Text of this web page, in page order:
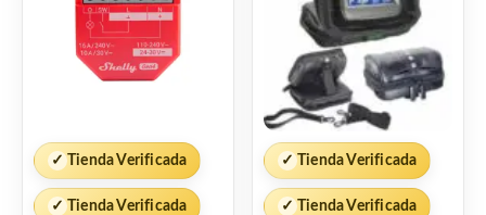
✓ Tienda Verificada
✓ Tienda Verificada
✓ Tienda Verificada
✓ Tienda Verificada